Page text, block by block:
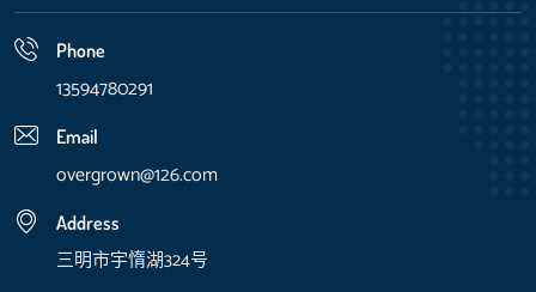
Phone
13594780291
Email
overgrown@126.com
Address
三明市宇惰湖324号